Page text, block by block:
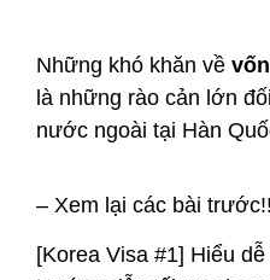
Những khó khăn về
là những rào cản lớn
nước ngoài tại Hàn
– Xem lại các bài trước!!
[Korea Visa #1] Hiểu